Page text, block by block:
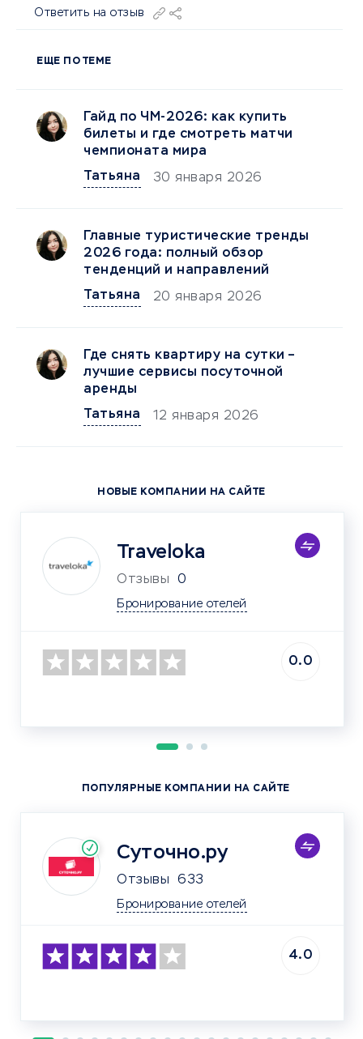
Ответить на отзыв
ЕЩЕ ПО ТЕМЕ
Гайд по ЧМ-2026: как купить
билеты и где смотреть матчи
чемпионата мира
Татьяна
30 января 2026
Главные туристические тренды
2026 года: полный обзор
тенденций и направлений
Татьяна
20 января 2026
Где снять квартиру на сутки –
лучшие сервисы посуточной
аренды
Татьяна
12 января 2026
НОВЫЕ КОМПАНИИ НА САЙТЕ
Traveloka
Отзывы 0
Бронирование отелей
0.0
ПОПУЛЯРНЫЕ КОМПАНИИ НА САЙТЕ
Суточно.ру
Отзывы 633
Бронирование отелей
4.0